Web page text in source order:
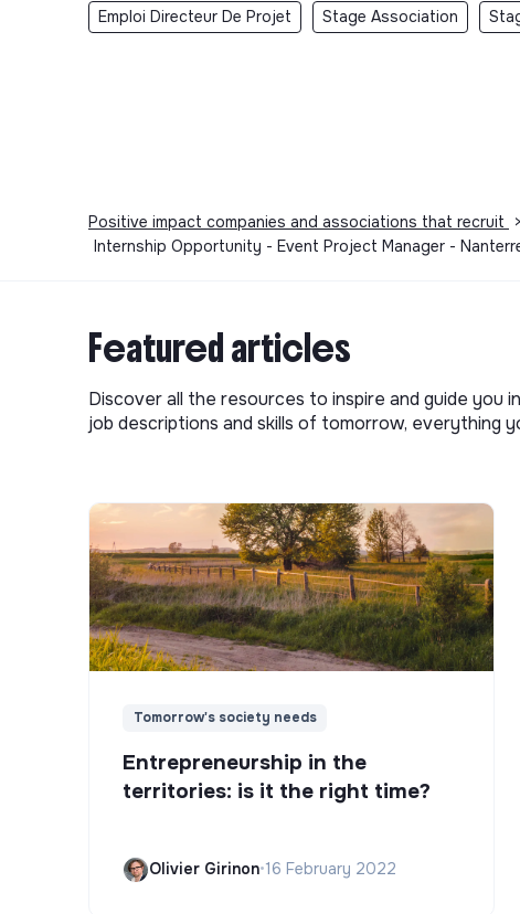
Emploi Directeur De Projet Stage Association
Positive impact companies and associations that recruit >
Internship Opportunity - Event Project Manager -
Featured articles
Discover all the resources to inspire and guide you
job descriptions and skills of tomorrow, everything
Tomorrow's society needs
Entrepreneurship in the
territories: is it the right time?
Olivier Girinon•16 February 2022